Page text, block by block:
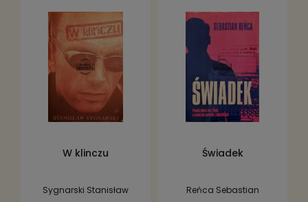
W klinczu
Sygnarski Stanisław
Świadek
Reńca Sebastian